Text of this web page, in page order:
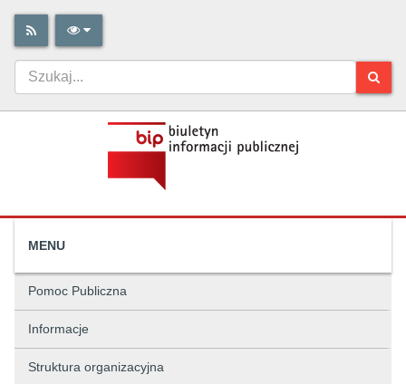
MENU
Pomoc Publiczna
Informacje
Struktura organizacyjna